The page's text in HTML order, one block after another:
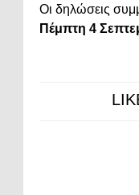
Οι δηλώσεις
Πέμπτη 4